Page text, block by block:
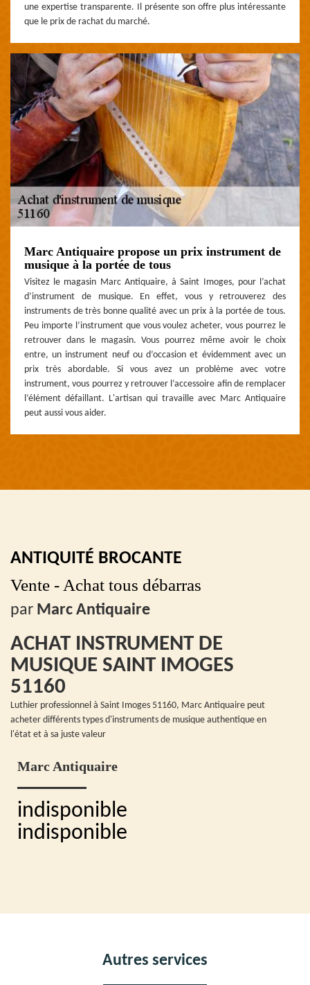
une expertise transparente. Il présente son offre plus intéressante
que le prix de rachat du marché.
Marc Antiquaire propose un prix instrument de
musique à la portée de tous
Visitez le magasin Marc Antiquaire, à Saint Imoges, pour l’achat
d’instrument de musique. En effet, vous y retrouverez des
instruments de très bonne qualité avec un prix à la portée de tous.
Peu importe l’instrument que vous voulez acheter, vous pourrez le
retrouver dans le magasin. Vous pourrez même avoir le choix
entre, un instrument neuf ou d’occasion et évidemment avec un
prix très abordable. Si vous avez un problème avec votre
instrument, vous pourrez y retrouver l’accessoire afin de remplacer
l’élément défaillant. L'artisan qui travaille avec Marc Antiquaire
peut aussi vous aider.
ANTIQUITÉ BROCANTE
Vente - Achat tous débarras
par Marc Antiquaire
ACHAT INSTRUMENT DE
MUSIQUE SAINT IMOGES
51160
Luthier professionnel à Saint Imoges 51160, Marc Antiquaire peut
acheter différents types d'instruments de musique authentique en
l'état et à sa juste valeur
Marc Antiquaire
indisponible
indisponible
Autres services